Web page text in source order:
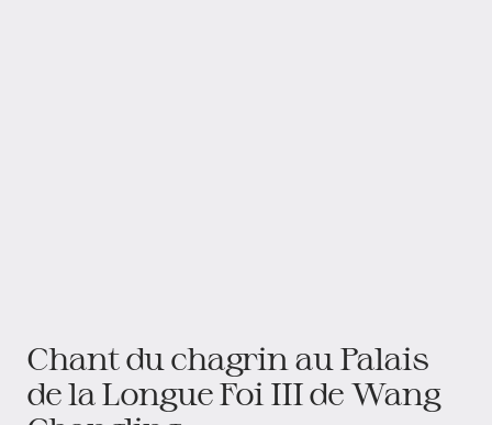
Chant du chagrin au Palais
de la Longue Foi III de Wang